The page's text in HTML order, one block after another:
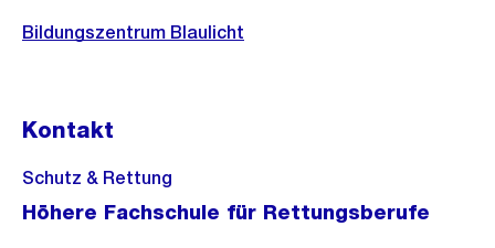
Bildungszentrum Blaulicht
Kontakt
Schutz & Rettung
Höhere Fachschule für Rettungsberufe